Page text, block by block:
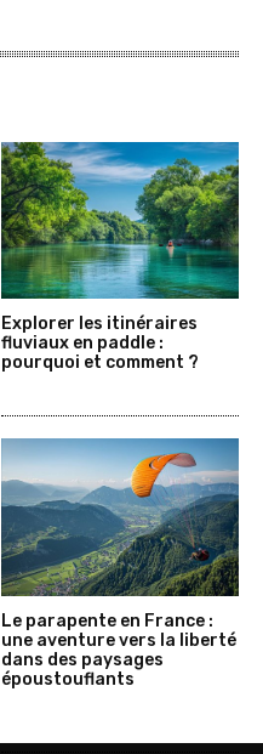
Explorer les itinéraires
fluviaux en paddle :
pourquoi et comment ?
Le parapente en France :
une aventure vers la liberté
dans des paysages
époustouflants